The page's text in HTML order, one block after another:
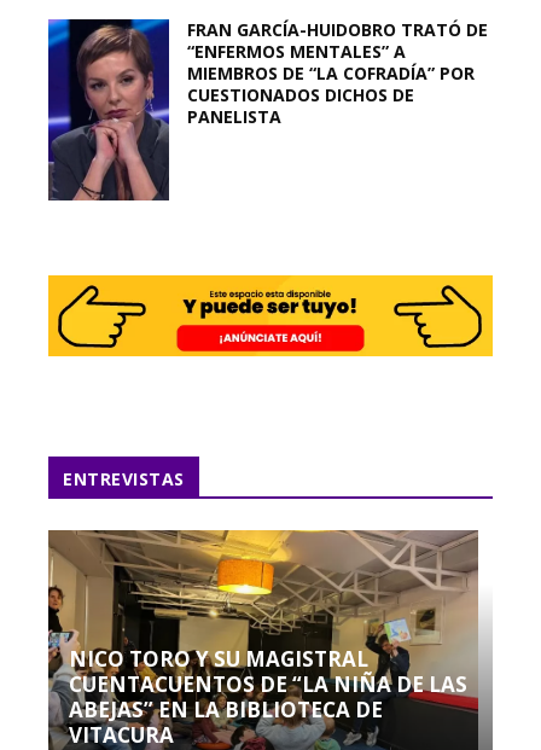
FRAN GARCÍA-HUIDOBRO TRATÓ DE
“ENFERMOS MENTALES” A
MIEMBROS DE “LA COFRADÍA” POR
CUESTIONADOS DICHOS DE
PANELISTA
ENTREVISTAS
NICO TORO Y SU MAGISTRAL
CUENTACUENTOS DE “LA NIÑA DE LAS
ABEJAS” EN LA BIBLIOTECA DE
VITACURA